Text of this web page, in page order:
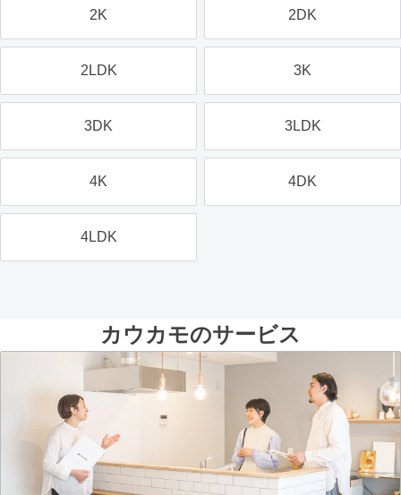
2K 2DK
2LDK 3K
3DK 3LDK
4K 4DK
4LDK
カウカモのサービス